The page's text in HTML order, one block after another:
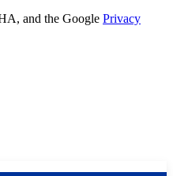
and the Google Privacy